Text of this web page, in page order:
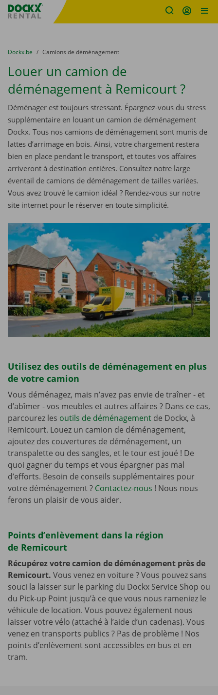
sitename
You are here:
du
Dockx.be to
Camions de déménagement
Louer un camion de
déménagement à Remicourt ?
Déménager est toujours stressant. Épargnez-vous du stress
supplémentaire en louant un camion de déménagement
Dockx. Tous nos camions de déménagement sont munis de
lattes d’arrimage en bois. Ainsi, votre chargement restera
bien en place pendant le transport, et toutes vos affaires
arriveront à destination entières. Consultez notre large
éventail de camions de déménagement de tailles variées.
Vous avez trouvé le camion idéal ? Rendez-vous sur notre
site internet pour le réserver en toute simplicité.
Utilisez des outils de déménagement en plus
de votre camion
Vous déménagez, mais n’avez pas envie de traîner - et
d’abîmer - vos meubles et autres affaires ? Dans ce cas,
parcourez les outils de déménagement de Dockx, à
Remicourt. Louez un camion de déménagement,
ajoutez des couvertures de déménagement, un
transpalette ou des sangles, et le tour est joué ! De
quoi gagner du temps et vous épargner pas mal
d’efforts. Besoin de conseils supplémentaires pour
votre déménagement ? Contactez-nous ! Nous nous
ferons un plaisir de vous aider.
Points d’enlèvement dans la région
de Remicourt
Récupérez votre camion de déménagement près de
Remicourt. Vous venez en voiture ? Vous pouvez sans
souci la laisser sur le parking du Dockx Service Shop ou
du Pick-up Point jusqu’à ce que vous nous rameniez le
véhicule de location. Vous pouvez également nous
laisser votre vélo (attaché à l’aide d’un cadenas). Vous
venez en transports publics ? Pas de problème ! Nos
points d’enlèvement sont accessibles en bus et en
tram.